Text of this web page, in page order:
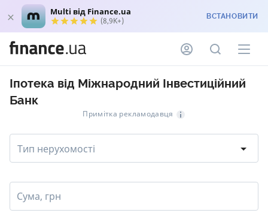
Multi від Finance.ua
(8,9K+) ВСТАНОВИТИ
Іпотека від Міжнародний Інвестиційний
Банк
Примітка рекламодавця
Тип нерухомості
Сума, грн